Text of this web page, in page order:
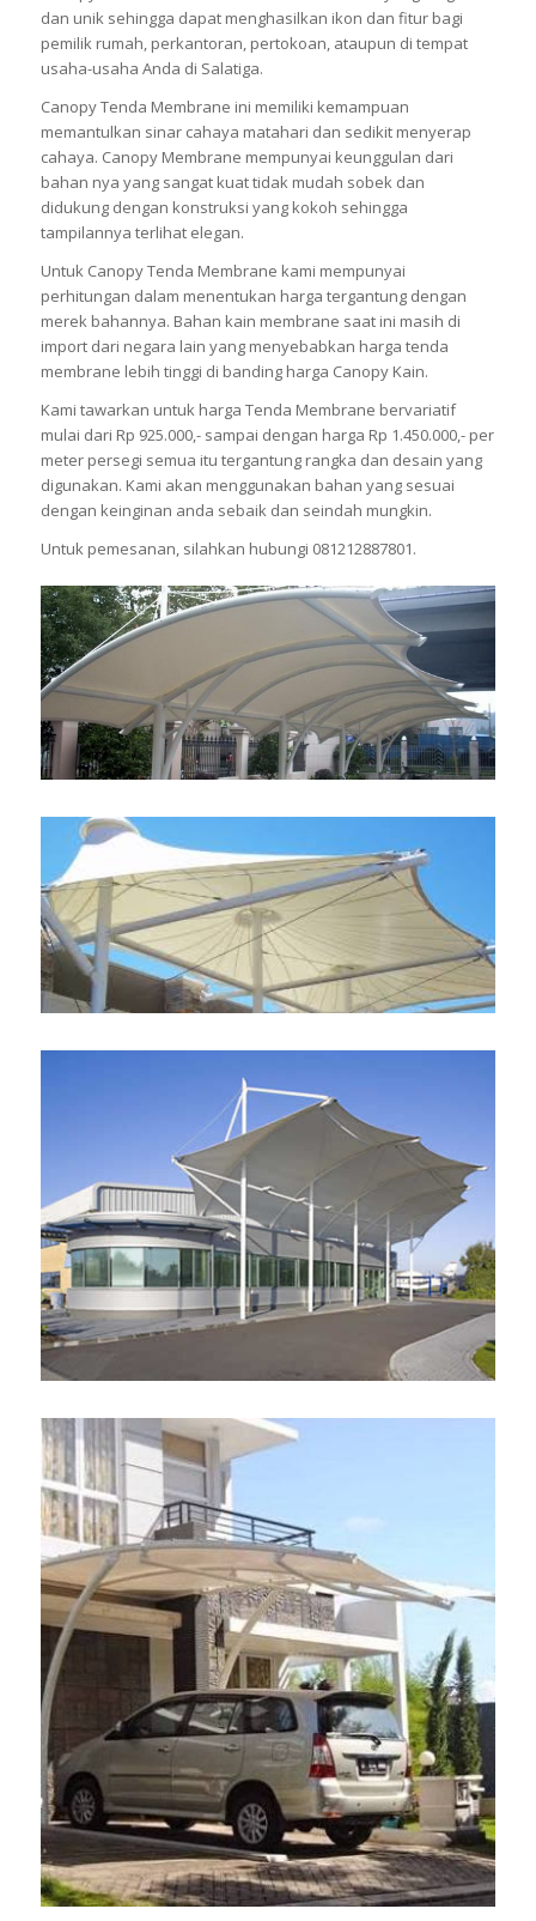
dan unik sehingga dapat menghasilkan ikon dan fitur bagi
pemilik rumah, perkantoran, pertokoan, ataupun di tempat
usaha-usaha Anda di Salatiga.
Canopy Tenda Membrane ini memiliki kemampuan
memantulkan sinar cahaya matahari dan sedikit menyerap
cahaya. Canopy Membrane mempunyai keunggulan dari
bahan nya yang sangat kuat tidak mudah sobek dan
didukung dengan konstruksi yang kokoh sehingga
tampilannya terlihat elegan.
Untuk Canopy Tenda Membrane kami mempunyai
perhitungan dalam menentukan harga tergantung dengan
merek bahannya. Bahan kain membrane saat ini masih di
import dari negara lain yang menyebabkan harga tenda
membrane lebih tinggi di banding harga Canopy Kain.
Kami tawarkan untuk harga Tenda Membrane bervariatif
mulai dari Rp 925.000,- sampai dengan harga Rp 1.450.000,- per
meter persegi semua itu tergantung rangka dan desain yang
digunakan. Kami akan menggunakan bahan yang sesuai
dengan keinginan anda sebaik dan seindah mungkin.
Untuk pemesanan, silahkan hubungi 081212887801.